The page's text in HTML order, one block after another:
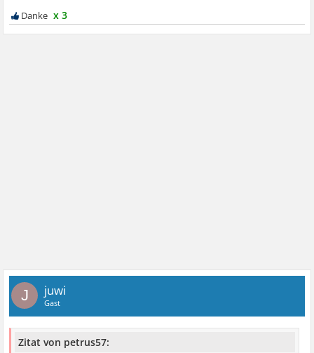
x 3
J juwi
Gast
Zitat von petrus57: